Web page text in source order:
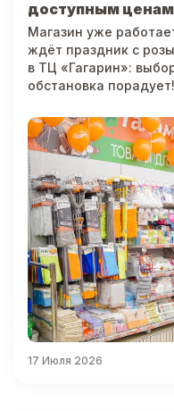
17 Июля 2026
доступным
Магазин уже
ждёт праздник с
в ТЦ «Гагарин»:
обстановка порадует!